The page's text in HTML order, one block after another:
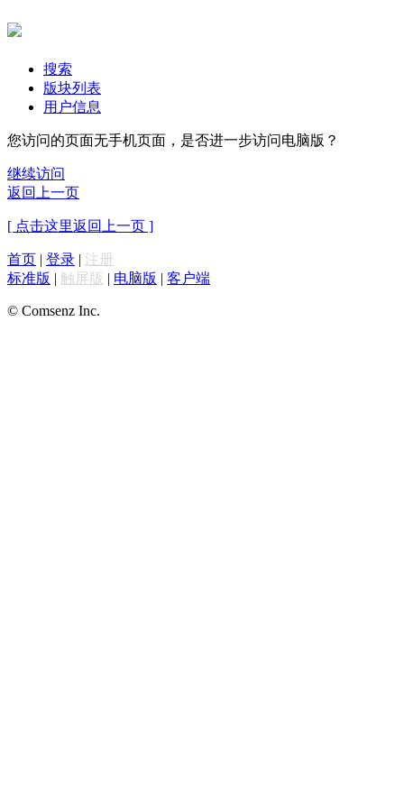
搜索
版块列表
用户信息
您访问的页面无手机页面，是否进一步访问电脑版？
继续访问
返回上一页
[ 点击这里返回上一页 ]
首页 | 登录 | 注册
标准版 | 触屏版 | 电脑版 | 客户端
© Comsenz Inc.